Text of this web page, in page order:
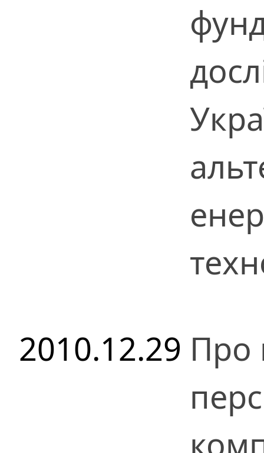
2010.12.29 Про